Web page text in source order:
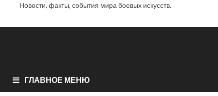
Новости, факты, события мира боевых искусств.
ГЛАВНОЕ МЕНЮ